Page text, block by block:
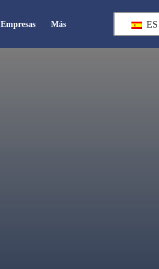
ES
Empresas Más